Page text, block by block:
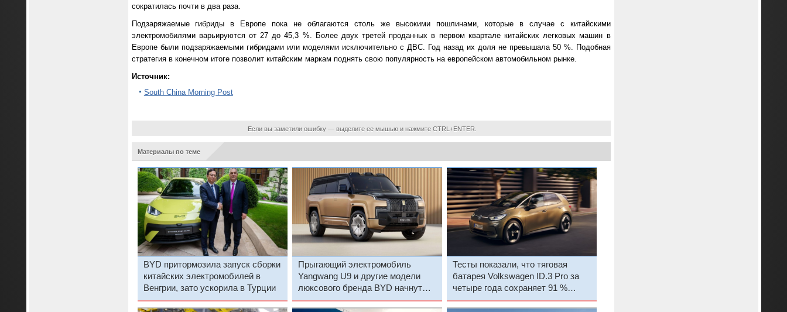
сократилась почти в два раза.
Подзаряжаемые гибриды в Европе пока не облагаются столь же высокими пошлинами, которые в случае с китайскими
электромобилями варьируются от 27 до 45,3 %. Более двух третей проданных в первом квартале китайских легковых машин в
Европе были подзаряжаемыми гибридами или моделями исключительно с ДВС. Год назад их доля не превышала 50 %. Подобная
стратегия в конечном итоге позволит китайским маркам поднять свою популярность на европейском автомобильном рынке.
Источник:
South China Morning Post
Если вы заметили ошибку — выделите ее мышью и нажмите CTRL+ENTER.
Материалы по теме
BYD притормозила запуск сборки
китайских электромобилей в
Венгрии, зато ускорила в Турции
Прыгающий электромобиль
Yangwang U9 и другие модели
люксового бренда BYD начнут
покорять Европу
Тесты показали, что тяговая
батарея Volkswagen ID.3 Pro за
четыре года сохраняет 91 %
первоначальной ёмкости